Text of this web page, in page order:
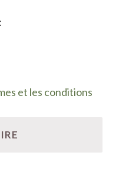
et les conditions